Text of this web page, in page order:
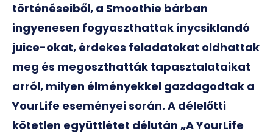
történéseiből, a Smoothie bárban
ingyenesen fogyaszthattak ínycsiklandó
juice-okat, érdekes feladatokat oldhattak
meg és megoszthatták tapasztalataikat
arról, milyen élményekkel gazdagodtak a
YourLife eseményei során. A délelőtti
kötetlen együttlétet délután „A YourLife